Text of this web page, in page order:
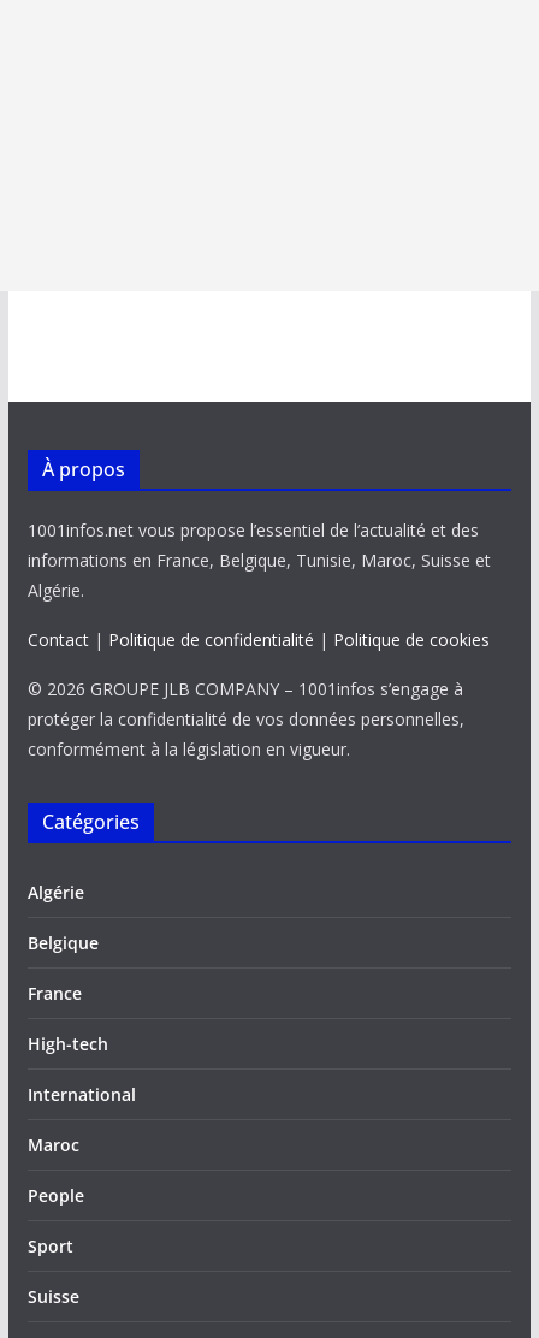
À propos
1001infos.net vous propose l’essentiel de l’actualité et des
informations en France, Belgique, Tunisie, Maroc, Suisse et
Algérie.
Contact| Politique de confidentialité | Politique de cookies
© 2026 GROUPE JLB COMPANY – 1001infos s’engage à
protéger la confidentialité de vos données personnelles,
conformément à la législation en vigueur.
Catégories
Algérie
Belgique
France
High-tech
International
Maroc
People
Sport
Suisse